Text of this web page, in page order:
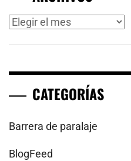
Archivos
CATEGORÍAS
Barrera de paralaje
BlogFeed